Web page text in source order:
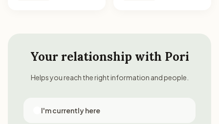
Your relationship with Pori
Helps you reach the right information and people.
I'm currently here